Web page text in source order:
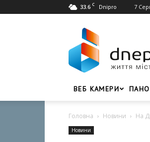
33.6 C Dnipro 7
ВЕБ КАМЕРИ
Головна Новини На
Новини